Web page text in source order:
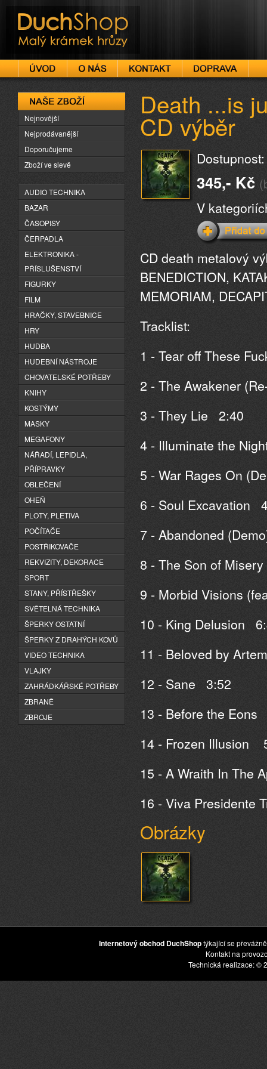
DuchShop
Death ...is
CD výběr
345,- Kč
V
CD death metalový
BENEDICTION,
MEMORIAM,
Tracklist:
1 - Tear off These
2 - The Awakener
3 - They Lie 2:40
4 - Illuminate the
5 - War Rages On
6 - Soul Excavation
7 - Abandoned
8 - The Son of
9 - Morbid Visions
10 - King Delusion
11 - Beloved by
12 - Sane 3:52
13 - Before the
14 - Frozen Illusion
15 - A Wraith In The
16 - Viva Presidente
Obrázky
Naše zboží
Nejnovější
Nejprodávanější
Doporučujeme
Zboží ve slevě
AUDIO TECHNIKA
BAZAR
ČASOPISY
ČERPADLA
ELEKTRONIKA -
PŘÍSLUŠENSTVÍ
FIGURKY
FILM
HRAČKY, STAVEBNICE
HRY
HUDBA
HUDEBNÍ NÁSTROJE
CHOVATELSKÉ POTŘEBY
KNIHY
KOSTÝMY
MASKY
MEGAFONY
NÁŘADÍ, LEPIDLA,
PŘÍPRAVKY
OBLEČENÍ
OHEŇ
PLOTY, PLETIVA
POČÍTAČE
POSTŘIKOVAČE
REKVIZITY, DEKORACE
SPORT
STANY, PŘÍSTŘEŠKY
SVĚTELNÁ TECHNIKA
ŠPERKY OSTATNÍ
ŠPERKY Z DRAHÝCH KOVŮ
VIDEO TECHNIKA
VLAJKY
ZAHRÁDKÁŘSKÉ POTŘEBY
ZBRANĚ
ZBROJE
Internetový obchod DuchShoptýkající se
Kontakt na
Technická realizace: ©